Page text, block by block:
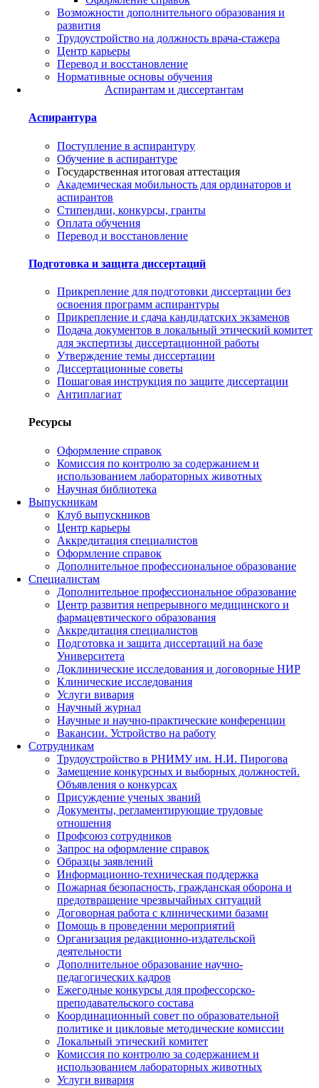
Возможности дополнительного образования и
развития
Трудоустройство на должность врача-стажера
Центр карьеры
Перевод и восстановление
Нормативные основы обучения
Аспирантам и диссертантам
Аспирантура
Поступление в аспирантуру
Обучение в аспирантуре
Государственная итоговая аттестация
Академическая мобильность для ординаторов и
аспирантов
Стипендии, конкурсы, гранты
Оплата обучения
Перевод и восстановление
Подготовка и защита диссертаций
Прикрепление для подготовки диссертации без
освоения программ аспирантуры
Прикрепление и сдача кандидатских экзаменов
Подача документов в локальный этический комитет
для экспертизы диссертационной работы
Утверждение темы диссертации
Диссертационные советы
Пошаговая инструкция по защите диссертации
Антиплагиат
Ресурсы
Оформление справок
Комиссия по контролю за содержанием и
использованием лабораторных животных
Научная библиотека
Выпускникам
Клуб выпускников
Центр карьеры
Аккредитация специалистов
Оформление справок
Дополнительное профессиональное образование
Специалистам
Дополнительное профессиональное образование
Центр развития непрерывного медицинского и
фармацевтического образования
Аккредитация специалистов
Подготовка и защита диссертаций на базе
Университета
Доклинические исследования и договорные НИР
Клинические исследования
Услуги вивария
Научный журнал
Научные и научно-практические конференции
Вакансии. Устройство на работу
Сотрудникам
Трудоустройство в РНИМУ им. Н.И. Пирогова
Замещение конкурсных и выборных должностей.
Объявления о конкурсах
Присуждение ученых званий
Документы, регламентирующие трудовые
отношения
Профсоюз сотрудников
Запрос на оформление справок
Образцы заявлений
Информационно-техническая поддержка
Пожарная безопасность, гражданская оборона и
предотвращение чрезвычайных ситуаций
Договорная работа с клиническими базами
Помощь в проведении мероприятий
Организация редакционно-издательской
деятельности
Дополнительное образование научно-
педагогических кадров
Ежегодные конкурсы для профессорско-
преподавательского состава
Координационный совет по образовательной
политике и цикловые методические комиссии
Локальный этический комитет
Комиссия по контролю за содержанием и
использованием лабораторных животных
Услуги вивария